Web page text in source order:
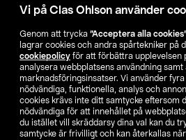
Vi på Clas Ohlson använder
Genom att trycka ”Acceptera alla
lagrar cookies och andra spårtekniker på
cookiepolicy för att förbättra upplevelsen
analysera webbplatsens användning samt
marknadsföringsinsatser. Vi använder
nödvändiga, funktionella, analys och
cookies krävs inte ditt samtycke eftersom
nödvändiga för att innehållet på
du istället vill skräddarsy dina val kan du
samtycke är frivilligt och kan återkallas
Hitta
SE NO FI